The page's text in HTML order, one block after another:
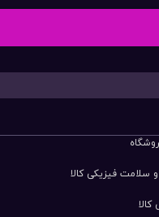
و سلامت فیزیکی کالا